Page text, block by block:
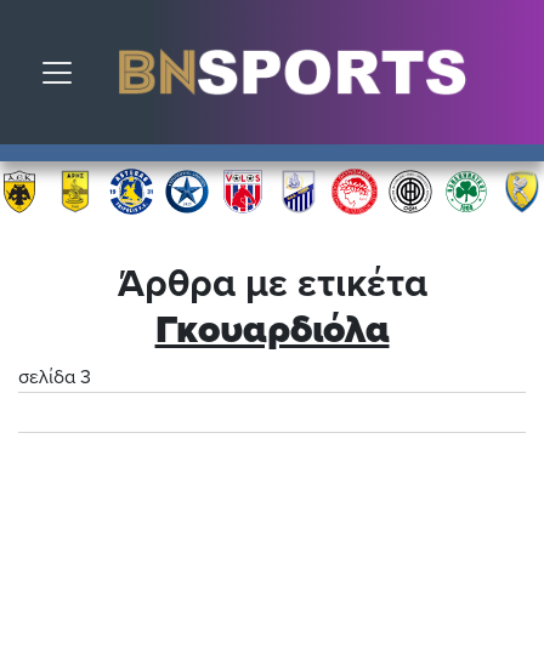
Toggle navigation
Άρθρα με ετικέτα
Γκουαρδιόλα
σελίδα 3